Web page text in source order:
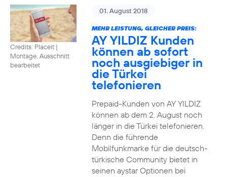
Credits: Placeit |
Montage, Ausschnitt
bearbeitet
01. August 2018
MEHR LEISTUNG, GLEICHER PREIS:
AY YILDIZ Kunden
können ab sofort
noch ausgiebiger in
die Türkei
telefonieren
Prepaid-Kunden von AY YILDIZ
können ab dem 2. August noch
länger in die Türkei telefonieren.
Denn die führende
Mobilfunkmarke für die deutsch-
türkische Community bietet in
seinen aystar Optionen bei